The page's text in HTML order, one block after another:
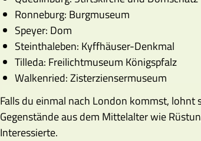
Ronneburg: Burgmuseum
Speyer: Dom
Steinthaleben: Kyffhäuser-Denkmal
Tilleda: Freilichtmuseum Königspfalz
Walkenried: Zisterziensermuseum
Falls du einmal nach London kommst, lohnt
Gegenstände aus dem Mittelalter wie
Interessierte.